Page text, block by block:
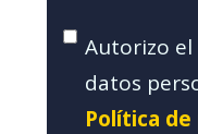
Autorizo
datos
Política de